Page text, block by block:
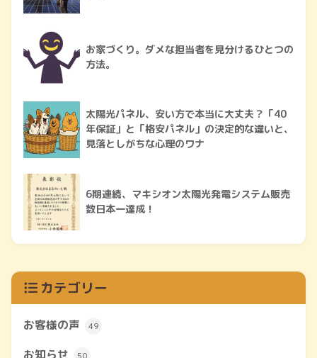
お家づくり。ダメな担当者を見分けるひとつの
方法。
太陽光パネル、安い方で本当に大丈夫？「40
年保証」と「格安パネル」の決定的な違いと、
見落としがちな心理のワナ
6期連続、マキシオン太陽光発電システム販売
数日本一達成！
カテゴリー
お客様の声 49
お知らせ 50